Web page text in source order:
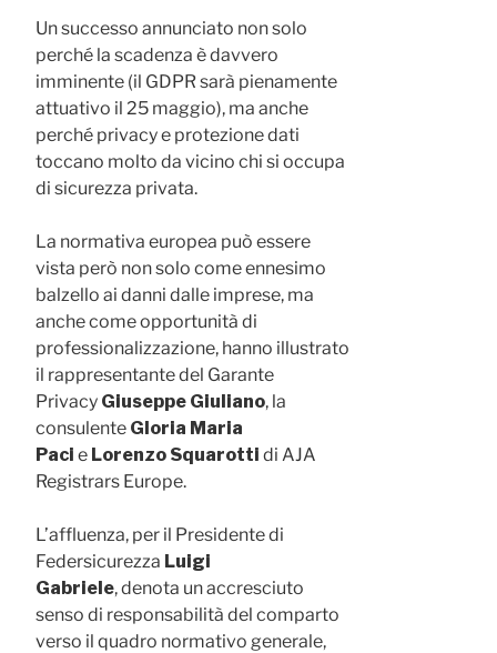
Un successo annunciato non solo
perché la scadenza è davvero
imminente (il GDPR sarà pienamente
attuativo il 25 maggio), ma anche
perché privacy e protezione dati
toccano molto da vicino chi si occupa
di sicurezza privata.
La normativa europea può essere
vista però non solo come ennesimo
balzello ai danni dalle imprese, ma
anche come opportunità di
professionalizzazione, hanno illustrato
il rappresentante del Garante
Privacy Giuseppe Giuliano, la
consulente Gloria Maria
Paci e Lorenzo Squarotti di AJA
Registrars Europe.
L’affluenza, per il Presidente di
Federsicurezza Luigi
Gabriele, denota un accresciuto
senso di responsabilità del comparto
verso il quadro normativo generale,